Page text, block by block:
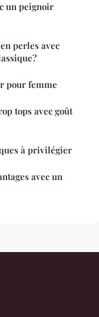
un peignoir
perles avec
pour femme
tops avec goût
à privilégier
avec un